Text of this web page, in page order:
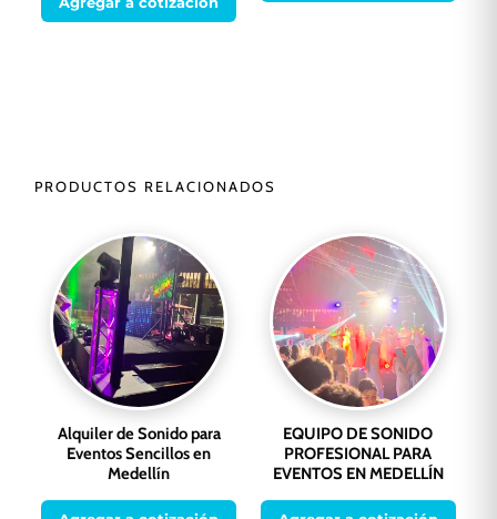
PRODUCTOS RELACIONADOS
Alquiler de Sonido para
Eventos Sencillos en
Medellín
EQUIPO DE SONIDO
PROFESIONAL PARA
EVENTOS EN MEDELLÍN